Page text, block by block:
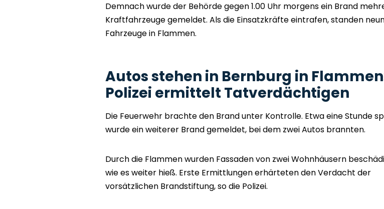
Demnach wurde der Behörde gegen 1.00 Uhr morgens ein Brand
Kraftfahrzeuge gemeldet. Als die Einsatzkräfte eintrafen, standen
Fahrzeuge in Flammen.
Autos stehen in Bernburg in
Polizei ermittelt Tatverdächtigen
Die Feuerwehr brachte den Brand unter Kontrolle. Etwa eine Stunde
wurde ein weiterer Brand gemeldet, bei dem zwei Autos brannten.
Durch die Flammen wurden Fassaden von zwei Wohnhäusern
wie es weiter hieß. Erste Ermittlungen erhärteten den Verdacht der
vorsätzlichen Brandstiftung, so die Polizei.